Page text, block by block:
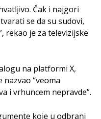
Čak i najgori
se da su sudovi,
rekao je za televizijske
na platformi X,
“veoma
i vrhuncem nepravde”.
koje u odbrani